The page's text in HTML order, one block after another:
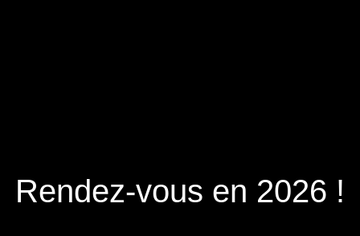
Rendez-vous en 2026 !